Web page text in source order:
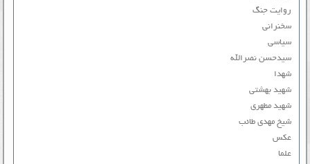
روایت جنگ
سخنرانی
سیاسی
سیدحسن نصرالله
شهدا
شهید بهشتی
شهید مطهری
شیخ مهدی طائب
عکس
علما